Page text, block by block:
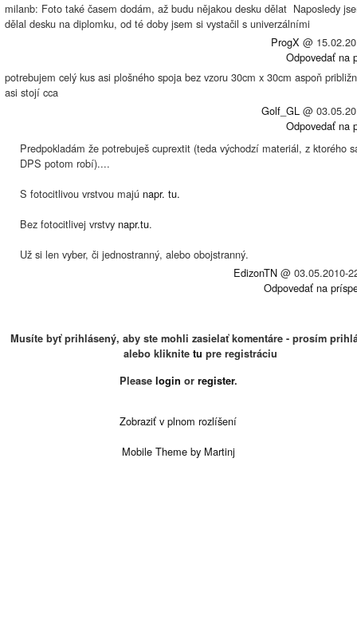
milanb: Foto také časem dodám, až budu nějakou desku dělat Naposledy
dělal desku na diplomku, od té doby jsem si vystačil s univerzálními
ProgX @
Odpovedať na
potrebujem celý kus asi plošného spoja bez vzoru 30cm x 30cm aspoň
asi stojí cca
Golf_GL @
Odpovedať na
Predpokladám že potrebuješ cuprextit (teda východzí materiál, z ktorého
DPS potom robí)....
S fotocitlivou vrstvou majú napr. tu.
Bez fotocitlivej vrstvy napr.tu.
Už si len vyber, či jednostranný, alebo obojstranný.
EdizonTN @ 03.05.2010-
Odpovedať na
Musíte byť prihlásený, aby ste mohli zasielať komentáre - prosím
alebo kliknite tu pre registráciu
Please login or register.
Zobraziť v plnom rozlíšení
Mobile Theme by Martinj